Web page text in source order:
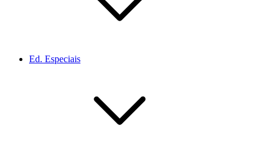
Ed. Especiais